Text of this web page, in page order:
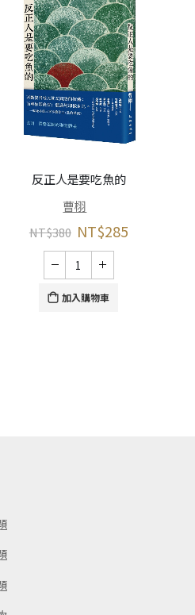
反正人是要吃魚的
曹栩
NT$380 NT$285
加入購物車